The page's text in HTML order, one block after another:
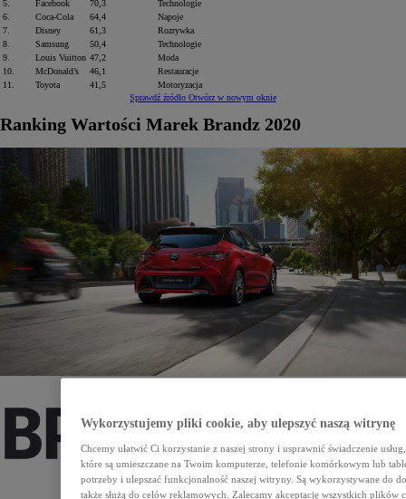
5.
Facebook 70,3
Technologie
6.
Coca‑Cola 64,4
Napoje
7.
Disney 61,3
Rozrywka
8.
Samsung 50,4
Technologie
9.
Louis Vuitton 47,2
Moda
10.
McDonald’s 46,1
Restauracje
11.
Toyota 41,5
Motoryzacja
Sprawdź źródło Otwórz w nowym oknie
Ranking Wartości Marek Brandz 2020
Wykorzystujemy pliki cookie, aby ulepszyć naszą witrynę
Chcemy ułatwić Ci korzystanie z naszej strony i usprawnić świadczenie
które są umieszczane na Twoim komputerze, telefonie komórkowym lub
potrzeby i ulepszać funkcjonalność naszej witryny. Są wykorzystywane do
także służą do celów reklamowych. Zalecamy akceptację wszystkich plików